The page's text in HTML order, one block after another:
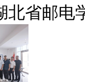
北省邮电